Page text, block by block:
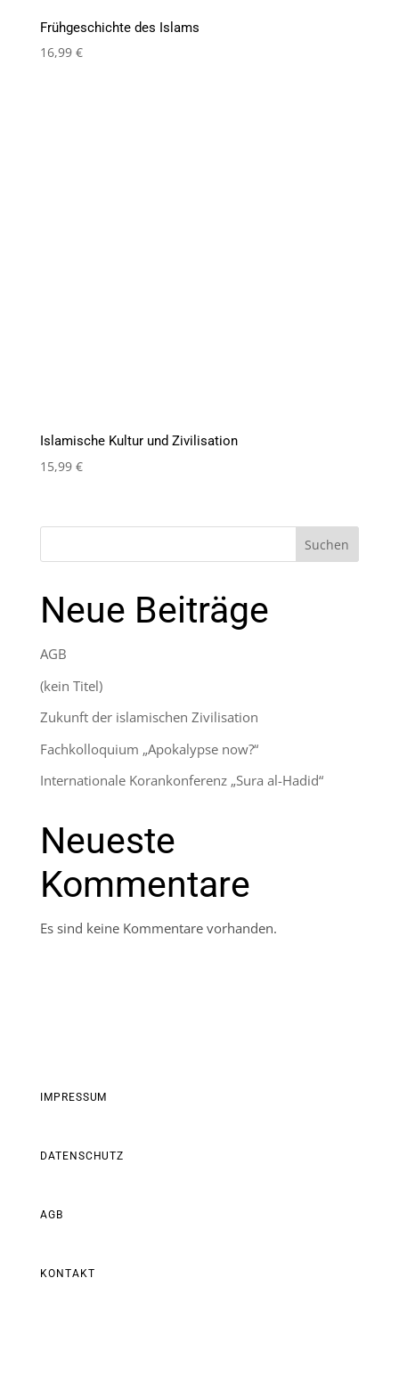
Frühgeschichte des Islams
16,99 €
Islamische Kultur und Zivilisation
15,99 €
Suchen
Neue Beiträge
AGB
(kein Titel)
Zukunft der islamischen Zivilisation
Fachkolloquium „Apokalypse now?“
Internationale Korankonferenz „Sura al-Hadid“
Neueste
Kommentare
Es sind keine Kommentare vorhanden.
IMPRESSUM
DATENSCHUTZ
AGB
KONTAKT